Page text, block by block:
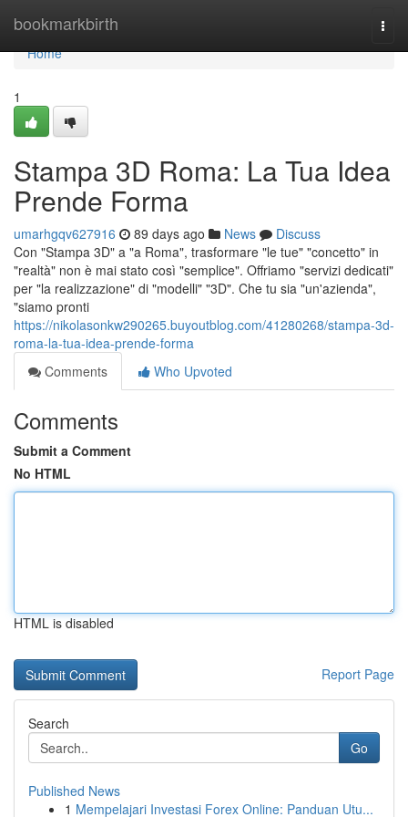
bookmarkbirth
Home
Home
1
Stampa 3D Roma: La Tua Idea
Prende Forma
umarhgqv627916 89 days ago News
Discuss
Con "Stampa 3D" a "a Roma", trasformare "le tue" "concetto" in
"realtà" non è mai stato così "semplice". Offriamo "servizi dedicati"
per "la realizzazione" di "modelli" "3D". Che tu sia "un'azienda",
"siamo pronti
https://nikolasonkw290265.buyoutblog.com/41280268/stampa-3d-
roma-la-tua-idea-prende-forma
Comments
Who Upvoted
Comments
Submit a Comment
No HTML
HTML is disabled
Report Page
Search
Go
Published News
1 Mempelajari Investasi Forex Online: Panduan Utu...